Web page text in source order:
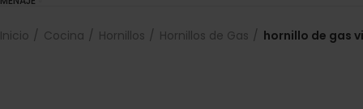
Inicio Cocina Hornillos Hornillos de Gas hornillo de gas